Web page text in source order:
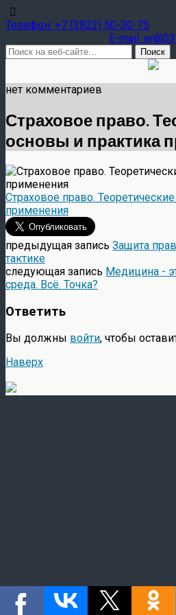
Teлефон: +7 (3822) 50-30-75
E-mail:
нет комментариев
Страховое право.
основы и практика
Страховое право.
применения
предыдущая запись Защита
тактике
следующая запись Медицина -
среда. Всё. Точка?
Ответить
Вы должны войти, чтобы
Наверх